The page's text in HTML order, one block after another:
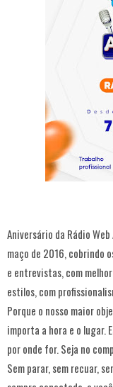
Aniversário da Rádio
maço de 2016, cobrindo
e entrevistas, com
estilos, com
Porque o nosso maior
importa a hora e o lugar.
por onde for. Seja no
Sem parar, sem recuar,